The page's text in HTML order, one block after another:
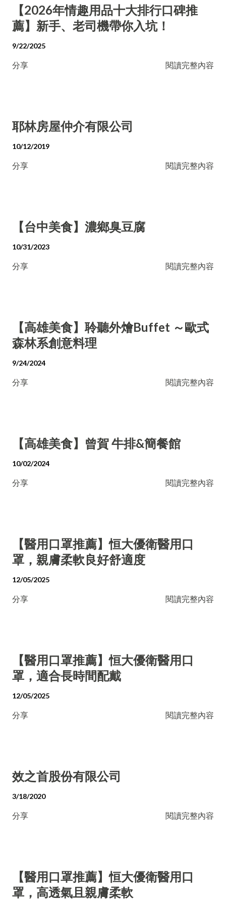
【2026年情趣用品十大排行口碑推
薦】新手、老司機帶你入坑！
9/22/2025
分享 閱讀完整內容
耶林房屋仲介有限公司
10/12/2019
分享 閱讀完整內容
【台中美食】濃鄉臭豆腐
10/31/2023
分享 閱讀完整內容
【高雄美食】聆聽外燴Buffet ～歐式
森林系創意料理
9/24/2024
分享 閱讀完整內容
【高雄美食】曾賀 牛排&簡餐館
10/02/2024
分享 閱讀完整內容
【醫用口罩推薦】恒大優衛醫用口
罩，親膚柔軟良好舒適度
12/05/2025
分享 閱讀完整內容
【醫用口罩推薦】恒大優衛醫用口
罩，適合長時間配戴
12/05/2025
分享 閱讀完整內容
效之首股份有限公司
3/18/2020
分享 閱讀完整內容
【醫用口罩推薦】恒大優衛醫用口
罩，高透氣且親膚柔軟